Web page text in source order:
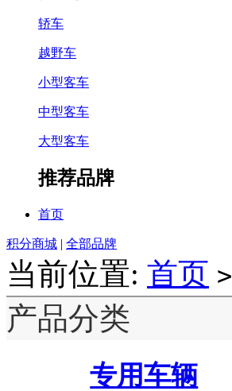
轿车
越野车
小型客车
中型客车
大型客车
推荐品牌
首页
积分商城 | 全部品牌
当前位置: 首页 >
产品分类
专用车辆